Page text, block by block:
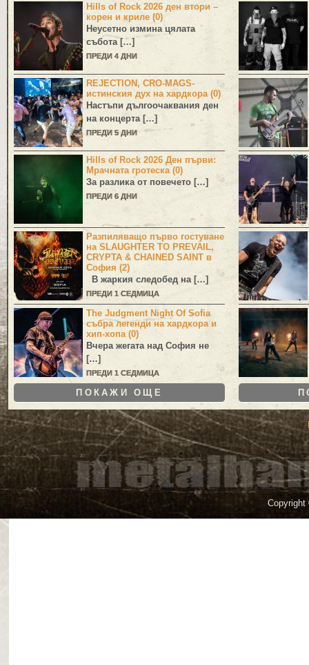
Hills of Rock 2026 ден втори –
корен и криле (0)
Неусетно измина цялата
събота […]
ПРЕДИ 4 ДНИ
REJECTION, CRO-MAGS-
истинския дух на хардкора (0)
Настъпи дългоочаквания ден
на концерта […]
ПРЕДИ 5 ДНИ
Hills of Rock 2026 Ден първи:
Мрачната гротеска (0)
За разлика от повечето […]
ПРЕДИ 6 ДНИ
Разпиляващо първо гостуване
на SLAUGHTER TO PREVAIL,
CRYPTA & CHAINED SAINT в
София (2)
В жаркия следобед на […]
ПРЕДИ 1 СЕДМИЦА
The Judgment Night Of Sofia
събра легенди на хардкора и
хип-хопа (0)
Вчера жегата над София не
[…]
ПРЕДИ 1 СЕДМИЦА
ПОКАЖИ ОЩЕ